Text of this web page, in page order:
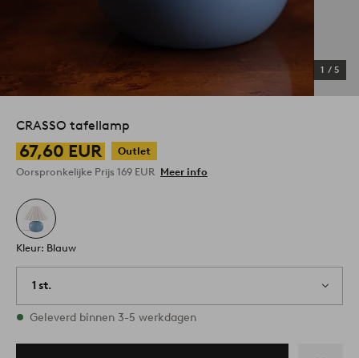
1 / 5
CRASSO tafellamp
67,60 EUR
Outlet
Oorspronkelijke Prijs 169 EUR Meer info
Kleur: Blauw
1 st.
Op voorraad
Geleverd binnen 3-5 werkdagen